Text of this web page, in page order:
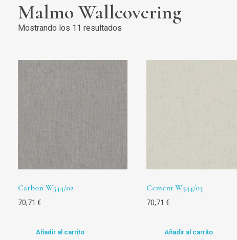
Malmo Wallcovering
Mostrando los 11 resultados
Carbon W544/02
70,71 €
Añadir al carrito
Cement W544/05
70,71 €
Añadir al carrito